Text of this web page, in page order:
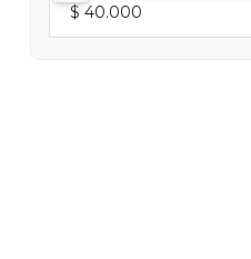
$ 40.000